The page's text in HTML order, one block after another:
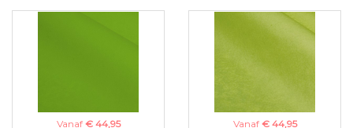
Vanaf € 44,95
Vanaf € 44,95